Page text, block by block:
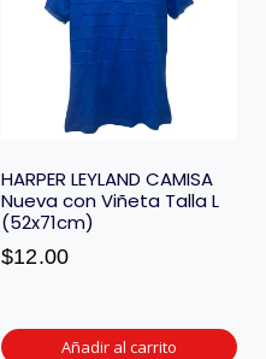
HARPER LEYLAND CAMISA
Nueva con Viñeta Talla L
(52x71cm)
$12.00
Añadir al carrito